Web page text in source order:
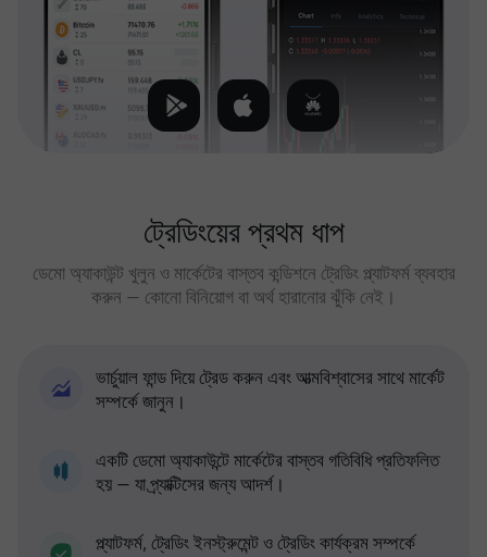
ট্রেডিংয়ের প্রথম ধাপ
ডেমো অ্যাকাউন্ট খুলুন ও মার্কেটের বাস্তব কন্ডিশনে ট্রেডিং প্ল্যাটফর্ম ব্যবহার
করুন — কোনো বিনিয়োগ বা অর্থ হারানোর ঝুঁকি নেই।
ভার্চুয়াল ফান্ড দিয়ে ট্রেড করুন এবং আত্মবিশ্বাসের সাথে মার্কেট
সম্পর্কে জানুন।
একটি ডেমো অ্যাকাউন্টে মার্কেটের বাস্তব গতিবিধি প্রতিফলিত
হয় — যা প্র্যাক্টিসের জন্য আদর্শ।
প্ল্যাটফর্ম, ট্রেডিং ইনস্ট্রুমেন্ট ও ট্রেডিং কার্যক্রম সম্পর্কে